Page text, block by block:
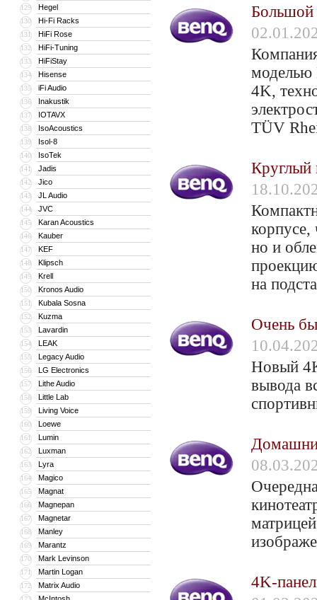
129 Hegel
130 Hi-Fi Racks
131 HiFi Rose
132 HiFi-Tuning
133 HiFiStay
134 Hisense
135 iFi Audio
136 Inakustik
137 IOTAVX
138 IsoAcoustics
139 Isol-8
140 IsoTek
141 Jadis
142 Jico
143 JL Audio
144 JVC
145 Karan Acoustics
146 Kauber
147 KEF
148 Klipsch
149 Krell
150 Kronos Audio
151 Kubala Sosna
152 Kuzma
153 Lavardin
154 LEAK
155 Legacy Audio
156 LG Electronics
157 Lithe Audio
158 Little Lab
159 Living Voice
160 Loewe
161 Lumin
162 Luxman
163 Lyra
164 Magico
165 Magnat
166 Magnepan
167 Magnetar
168 Manley
169 Marantz
170 Mark Levinson
171 Martin Logan
172 Matrix Audio
Большой
моделью
4K,
TÜV
Круглый
корпусе,
но и
на
Очень
Новый
вывода
4K-